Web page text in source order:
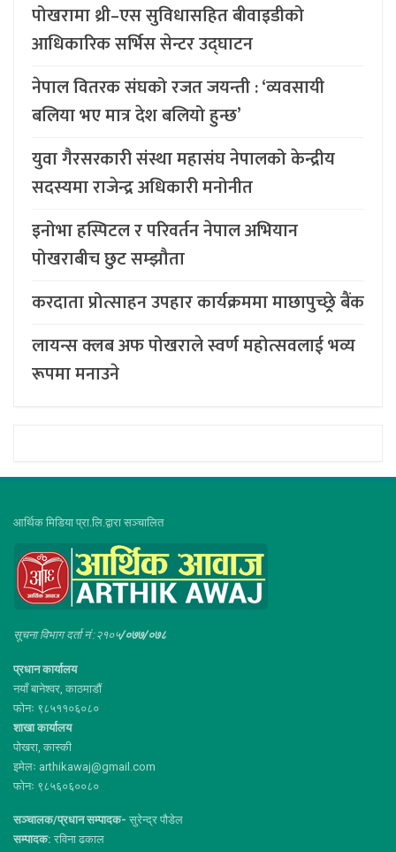
पोखरामा थ्री–एस सुविधासहित बीवाइडीको
आधिकारिक सर्भिस सेन्टर उद्घाटन
नेपाल वितरक संघको रजत जयन्ती : ‘व्यवसायी
बलिया भए मात्र देश बलियो हुन्छ’
युवा गैरसरकारी संस्था महासंघ नेपालको केन्द्रीय
सदस्यमा राजेन्द्र अधिकारी मनोनीत
इनोभा हस्पिटल र परिवर्तन नेपाल अभियान
पोखराबीच छुट सम्झौता
करदाता प्रोत्साहन उपहार कार्यक्रममा माछापुच्छ्र्रे बैंक
लायन्स क्लब अफ पोखराले स्वर्ण महोत्सवलाई भव्य
रूपमा मनाउने
आर्थिक मिडिया प्रा.लि.द्वारा सञ्चालित
सूचना विभाग दर्ता नं :२१०५/०७७/०७८
प्रधान कार्यालय
नयाँ बानेश्वर, काठमाडौं
फोनः ९८५११०६०८०
शाखा कार्यालय
पोखरा, कास्की
इमेलः arthikawaj@gmail.com
फोनः ९८५६०६००८०
सञ्चालक/प्रधान सम्पादक- सुरेन्द्र पौडेल
सम्पादक: रविना ढकाल